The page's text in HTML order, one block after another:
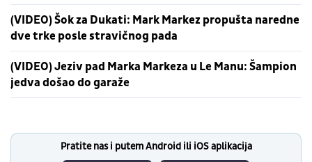
(VIDEO) Šok za Dukati: Mark Markez propušta naredne
dve trke posle stravičnog pada
(VIDEO) Jeziv pad Marka Markeza u Le Manu: Šampion
jedva došao do garaže
Pratite nas i putem Android ili iOS aplikacija